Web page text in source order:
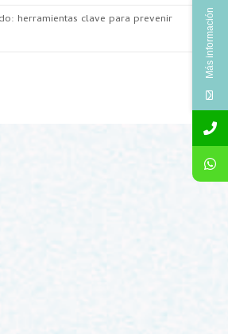
herramientas clave para prevenir
Más información